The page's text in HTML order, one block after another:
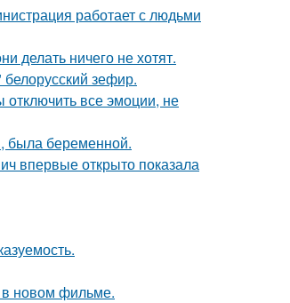
работает с людьми
делать ничего не хотят.
зефир.
отключить все эмоции, не
была беременной.
впервые открыто показала
в новом фильме.